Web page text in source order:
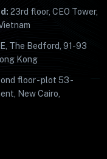
23rd floor, CEO Tower,
The Bedford, 91-93
Kong
floor - plot 53 -
New Cairo,